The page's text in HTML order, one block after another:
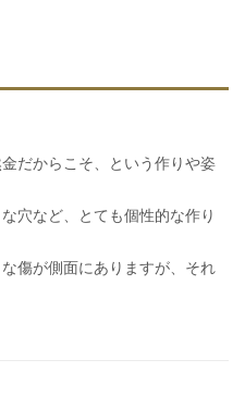
だからこそ、という作りや姿
穴など、とても個性的な作り
傷が側面にありますが、それ